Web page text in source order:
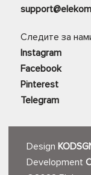
Следите за
Instagram
Facebook
Pinterest
Telegram
Design
Development